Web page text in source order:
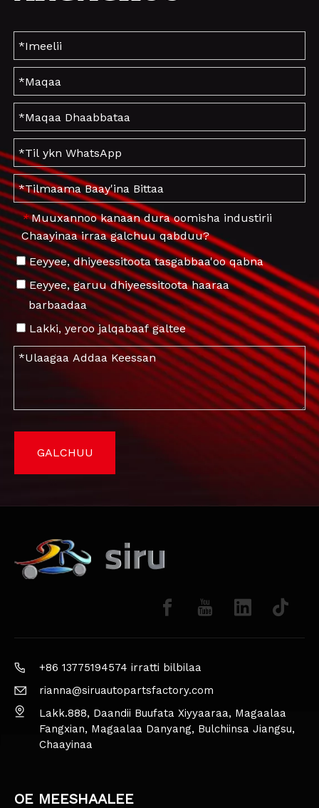
* Muuxannoo kanaan dura oomisha industirii
Chaayinaa irraa galchuu qabduu?
Eeyyee, dhiyeessitoota tasgabbaa'oo qabna
Eeyyee, garuu dhiyeessitoota haaraa
barbaadaa
Lakki, yeroo jalqabaaf galtee
GALCHUU
+86 13775194574 irratti bilbilaa
rianna@siruautopartsfactory.com
Lakk.888, Daandii Buufata Xiyyaaraa, Magaalaa
Fangxian, Magaalaa Danyang, Bulchiinsa Jiangsu,
Chaayinaa
OE MEESHAALEE